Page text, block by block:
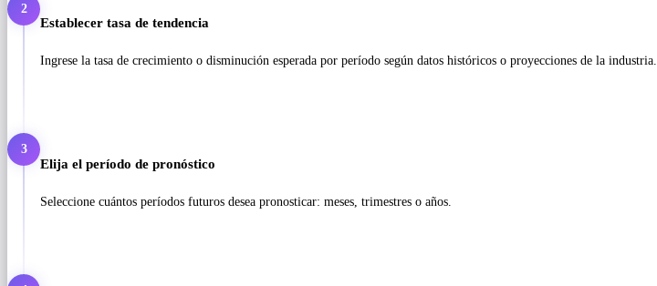
2
Establecer tasa de tendencia
Ingrese la tasa de crecimiento o disminución esperada por período según datos históricos o proyecciones de la industria.
3
Elija el período de pronóstico
Seleccione cuántos períodos futuros desea pronosticar: meses, trimestres o años.